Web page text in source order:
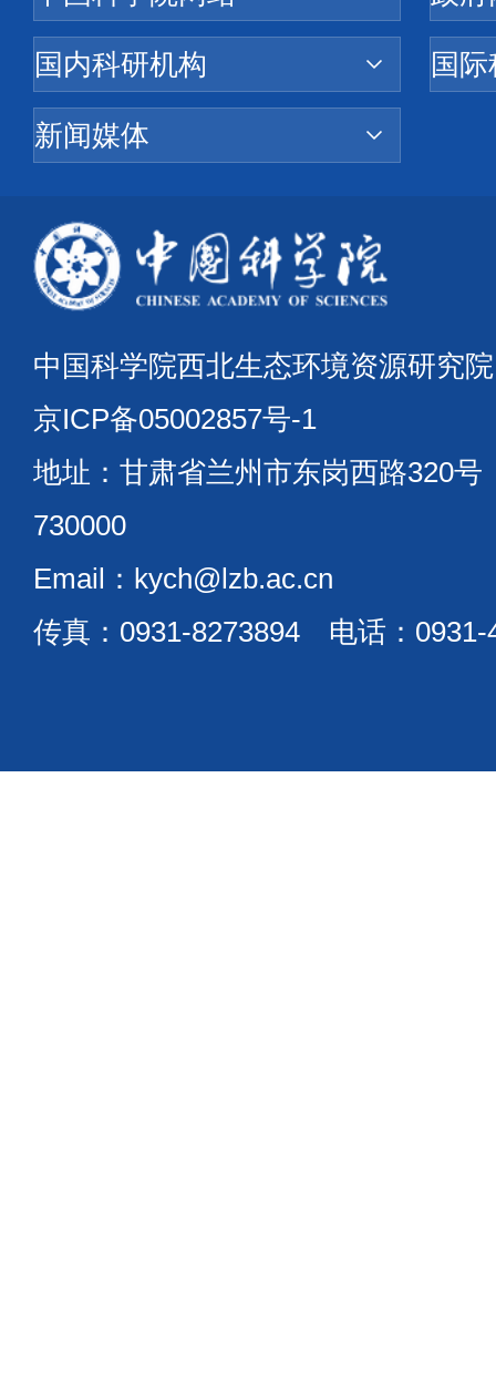
中国科学院西北生态环境资源研
京ICP备05002857号-1
地址：甘肃省兰州市东岗西路
730000
Email：kych@lzb.ac.cn
传真：0931-8273894 电话：0931-